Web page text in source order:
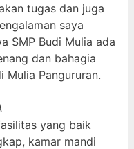
tugas dan juga
saya
SMP Budi Mulia ada
dan bahagia
Mulia Pangururan.
yang baik
kamar mandi